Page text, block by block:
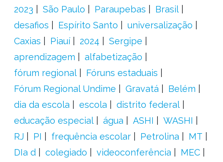
2023
São Paulo Paraupebas
Brasil
desafios
Espírito Santo
universalização
Caxias
Piauí 2024
Sergipe
aprendizagem
alfabetização
fórum regional
Fóruns estaduais
Fórum Regional Undime
Gravatá
Belém
dia da escola
escola
distrito federal
educação especial
água ASHI
WASHI
RJ
PI frequência escolar Petrolina
MT
DIa d
colegiado videoconferência
MEC